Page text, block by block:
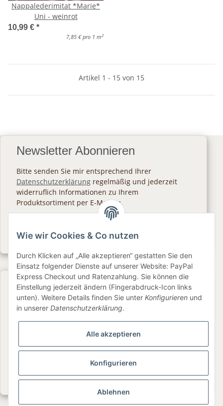
Nappalederimitat *Marie*
Uni - weinrot
10,99 € *
7,85 € pro 1 m 2
Artikel 1 - 15 von 15
Newsletter Abonnieren
Bitte senden Sie mir entsprechend Ihrer
Datenschutzerklärung regelmäßig und jederzeit
widerruflich Informationen zu Ihrem
Produktsortiment per E-Mail zu.
Newsletter Abonnieren
Gesetzliche Informationen
Informationen
Wie wir Cookies & Co nutzen
Durch Klicken auf „Alle akzeptieren“ gestatten Sie den
Einsatz folgender Dienste auf unserer Website: PayPal
Express Checkout und Ratenzahlung. Sie können die
Einstellung jederzeit ändern (Fingerabdruck-Icon links
unten). Weitere Details finden Sie unter Konfigurieren und
in unserer Datenschutzerklärung.
Alle akzeptieren
Konfigurieren
Ablehnen